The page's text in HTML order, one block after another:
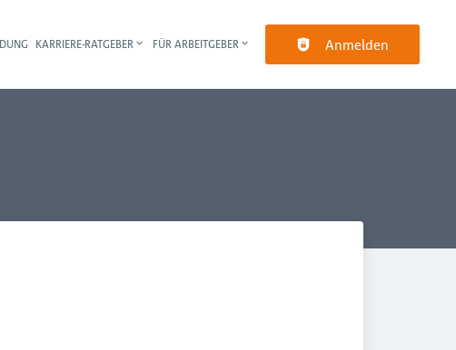
Haupt-Navigation
KARRIERE-RATGEBER FÜR ARBEITGEBER Anmelden